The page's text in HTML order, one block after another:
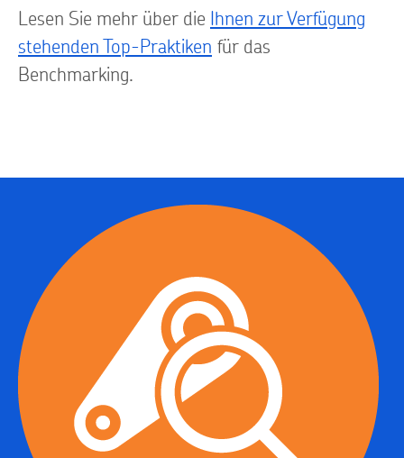
Lesen Sie mehr über die Ihnen zur Verfügung
stehenden Top-Praktiken für das
Benchmarking.